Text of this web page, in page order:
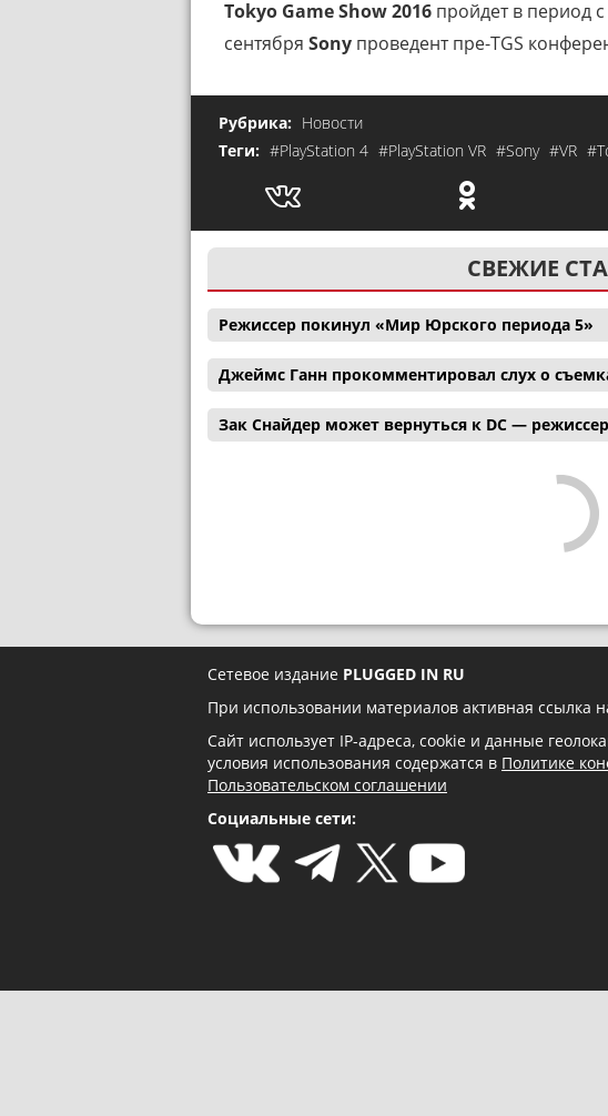
Tokyo Game Show 2016 пройдет в период
сентября Sony проведент пре-TGS
Рубрика: Новости
Теги: #PlayStation 4 #PlayStation VR #Sony #VR
СВЕЖИЕ
Режиссер покинул «Мир Юрского периода 5»
Джеймс Ганн прокомментировал слух о
Зак Снайдер может вернуться к DC —
Сетевое издание PLUGGED IN RU
При использовании материалов активная ссылка
Сайт использует IP-адреса, cookie и данные
условия использования содержатся в Политике
Пользовательском соглашении
Социальные сети: